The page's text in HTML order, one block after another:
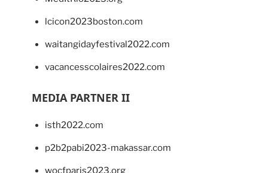
lcicon2023boston.com
waitangidayfestival2022.com
vacancesscolaires2022.com
MEDIA PARTNER II
isth2022.com
p2b2pabi2023-makassar.com
wocfparis2023.org